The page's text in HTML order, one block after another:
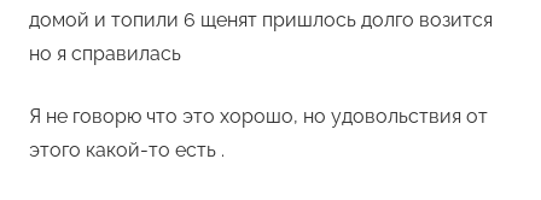
домой и топили 6 щенят пришлось долго возится
но я справилась
Я не говорю что это хорошо, но удовольствия от
этого какой-то есть .